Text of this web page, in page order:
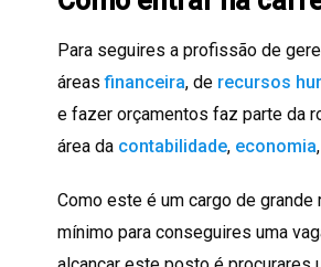
Para seguires a profissão de
áreasfinanceira, de recursos
e fazer orçamentos faz parte da
área da contabilidade, economia
Como este é um cargo de
mínimo para conseguires uma